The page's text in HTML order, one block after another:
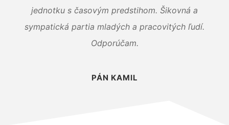
jednotku s časovým predstihom. Šikovná a
sympatická partia mladých a pracovitých ľudí.
Odporúčam.
PÁN KAMIL